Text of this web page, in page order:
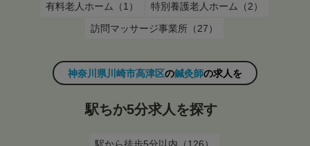
有料老人ホーム（1）
特別養護老人ホーム（2）
訪問マッサージ事業所（27）
神奈川県川崎市高津区の鍼灸師の求人を
駅ちか5分求人を探す